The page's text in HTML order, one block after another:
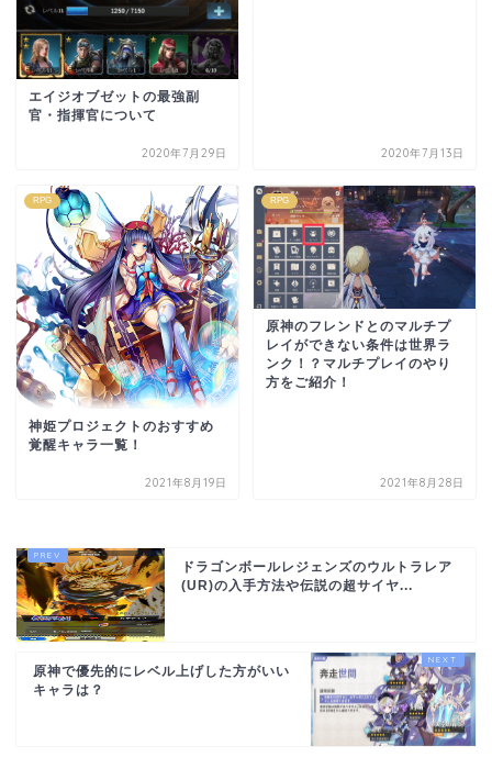
エイジオブゼットの最強副
官・指揮官について
2020年7月29日 2020年7月13日
RPG
神姫プロジェクトのおすすめ
覚醒キャラ一覧！
2021年8月19日
RPG
原神のフレンドとのマルチプ
レイができない条件は世界ラ
ンク！？マルチプレイのやり
方をご紹介！
2021年8月28日
ドラゴンボールレジェンズのウルトラレア
(UR)の入手方法や伝説の超サイヤ...
原神で優先的にレベル上げした方がいい
キャラは？